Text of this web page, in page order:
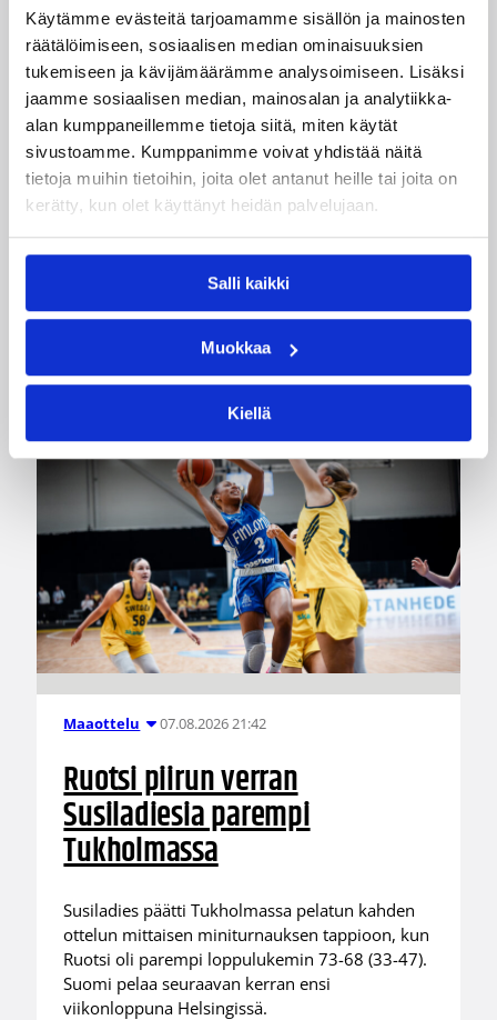
Käytämme evästeitä tarjoamamme sisällön ja mainosten
räätälöimiseen, sosiaalisen median ominaisuuksien
tukemiseen ja kävijämäärämme analysoimiseen. Lisäksi
jaamme sosiaalisen median, mainosalan ja analytiikka-
alan kumppaneillemme tietoja siitä, miten käytät
sivustoamme. Kumppanimme voivat yhdistää näitä
tietoja muihin tietoihin, joita olet antanut heille tai joita on
kerätty, kun olet käyttänyt heidän palvelujaan.
Salli kaikki
Muokkaa
Kiellä
Suomen 16-vuotiaat pojat
voittivat Luxemburgin – EM-
kisojen voittotili aukesi
vakuuttavalla pelillä
Suomen 16-vuotiaat pojat ottivat vakuuttavan
85–45-voiton Luxemburgista B-divisioonan EM-
Suomi kohtaa huomenna Ruotsin klo 19.30
Suomen aikaa.
Maaottelu 07.08.2026 21:42
Ruotsi piirun verran
Susiladiesia parempi
Tukholmassa
Susiladies päätti Tukholmassa pelatun kahden
ottelun mittaisen miniturnauksen tappioon, kun
Ruotsi oli parempi loppulukemin 73-68 (33-47).
Suomi pelaa seuraavan kerran ensi
viikonloppuna Helsingissä.